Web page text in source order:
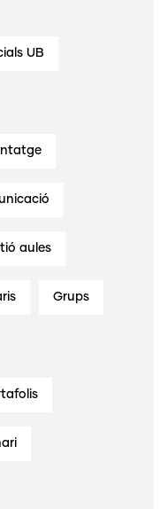
UB
aules
Grups